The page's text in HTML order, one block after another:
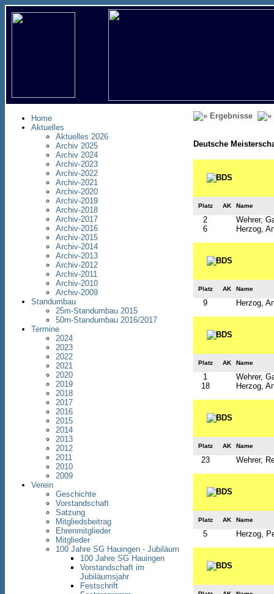
Home
Aktuelles
Aktuelles 2026
Archiv 2025
Archiv 2024
Archiv-2023
Archiv-2022
Archiv-2021
Archiv-2020
Archiv-2019
Archiv-2018
Archiv-2017
Archiv-2016
Archiv-2015
Archiv-2014
Archiv-2013
Archiv-2012
Archiv-2011
Archiv-2010
Archiv-2009
Standumbau
25m-Standumbau 2015
50m-Standumbau 2016/2017
Termine
2024
2023
2022
2021
2020
2019
2018
2017
2016
2015
2014
2013
2012
2011
2010
2009
Verein
Geschichte
Vorstandschaft
Satzung
Mitgliedsbeitrag
Ehrenmitglieder
Mitglieder
100 Jahre SG Hauingen - Jubiläum
100 Jahre SG Hauingen
Vorstandschaft im
Jubiläumsjahr
Festschrift
Ergebnisse
Deutsche
Platz AK Name
2
Wehrer,
6
Herzog,
Platz AK Name
9 Herzog,
Platz AK Name
1
Wehrer,
18
Herzog,
Platz AK Name
23 Wehrer,
Platz AK Name
5 Herzog,